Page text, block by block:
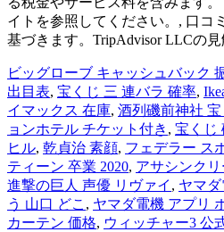
ビッグローブ キャッシュバック
出目表, 宝くじ 三 連バラ 確率,
イマックス 在庫, 酒列磯前神社
ョンホテル チケット付き , 宝くじ
ヒル, 乾貞治 素顔, フェデラー ス
ティーン 卒業 2020, アサシンク
進撃の巨人 声優 リヴァイ , ヤマ
う 山口 どこ , ヤマダ電機 アプリ
カーテン 価格, ウィッチャー3 公